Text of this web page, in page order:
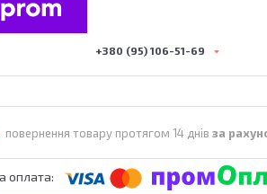
+380 (95) 106-51-69
повернення товару протягом 14 днів за